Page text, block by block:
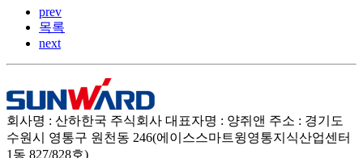
prev
목록
next
회사명 : 산하한국 주식회사 대표자명 : 양쥐앤 주소 : 경기도
수원시 영통구 원천동 246(에이스스마트윙영통지식산업센터
1동 827/828호)